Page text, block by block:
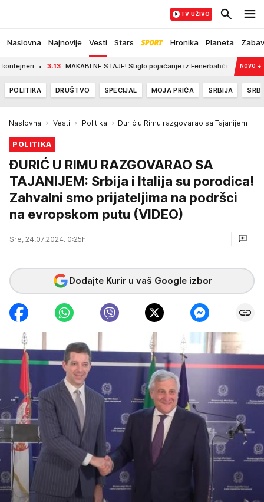
Naslovna Najnovije Vesti Stars Hronika Planeta
TV UŽIVO
3:13 MAKABI NE STAJE! Stiglo pojačanje iz Fenerbahčea! 3:00 NOVO →
POLITIKA DRUŠTVO SPECIJAL MOJA PRIČA SRBIJA
Naslovna Vesti Politika Đurić u Rimu razgovarao sa Tajanijem
POLITIKA
ĐURIĆ U RIMU RAZGOVARAO SA
TAJANIJEM: Srbija i Italija su porodica!
Zahvalni smo prijateljima na podršci
na evropskom putu (VIDEO)
Sre, 24.07.2024. 0:25h
Dodajte Kurir u vaš Google izbor